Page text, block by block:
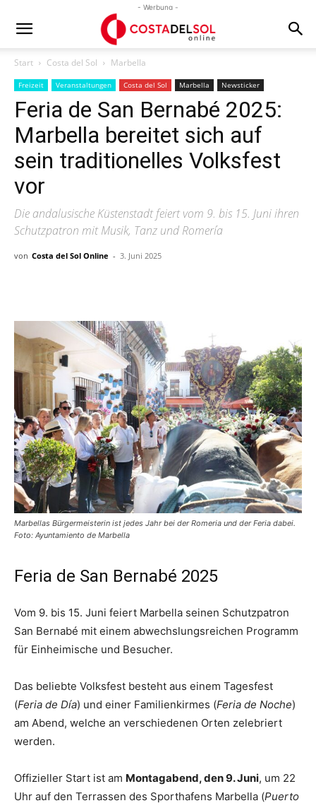
- Werbung -
Start Costa del Sol Marbella
Freizeit Veranstaltungen Costa del Sol Marbella Newsticker
Feria de San Bernabé 2025:
Marbella bereitet sich auf
sein traditionelles Volksfest
vor
Die andalusische Küstenstadt feiert vom 9. bis 15. Juni ihren
Schutzpatron mit Musik, Tanz und Romería
von Costa del Sol Online - 3. Juni 2025
Marbellas Bürgermeisterin ist jedes Jahr bei der Romeria und der Feria dabei.
Foto: Ayuntamiento de Marbella
Feria de San Bernabé 2025
Vom 9. bis 15. Juni feiert Marbella seinen Schutzpatron
San Bernabé mit einem abwechslungsreichen Programm
für Einheimische und Besucher.
Das beliebte Volksfest besteht aus einem Tagesfest
(Feria de Día) und einer Familienkirmes (Feria de Noche)
am Abend, welche an verschiedenen Orten zelebriert
werden.
Offizieller Start ist am Montagabend, den 9. Juni, um 22
Uhr auf den Terrassen des Sporthafens Marbella (Puerto